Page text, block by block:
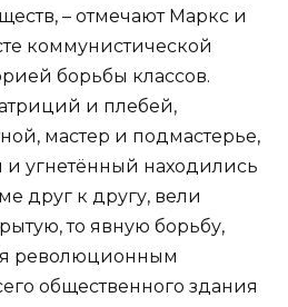
– отмечают Маркс и
коммунистической
борьбы классов.
и плебей,
мастер и подмастерье,
угнетённый находились
друг к другу, вели
то явную борьбу,
революционным
общественного здания